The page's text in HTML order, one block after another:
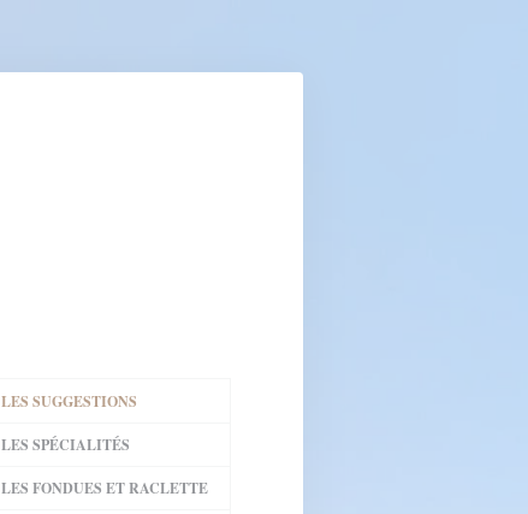
LES SUGGESTIONS
LES SPÉCIALITÉS
LES FONDUES ET RACLETTE